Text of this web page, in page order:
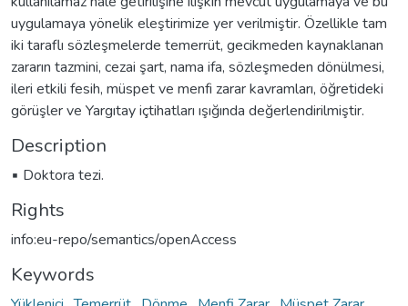
uygulamaya yönelik eleştirimize yer verilmiştir. Özellikle tam
iki taraflı sözleşmelerde temerrüt, gecikmeden kaynaklanan
zararın tazmini, cezai şart, nama ifa, sözleşmeden dönülmesi,
ileri etkili fesih, müspet ve menfi zarar kavramları, öğretideki
görüşler ve Yargıtay içtihatları ışığında değerlendirilmiştir.
Description
▪ Doktora tezi.
Rights
info:eu-repo/semantics/openAccess
Keywords